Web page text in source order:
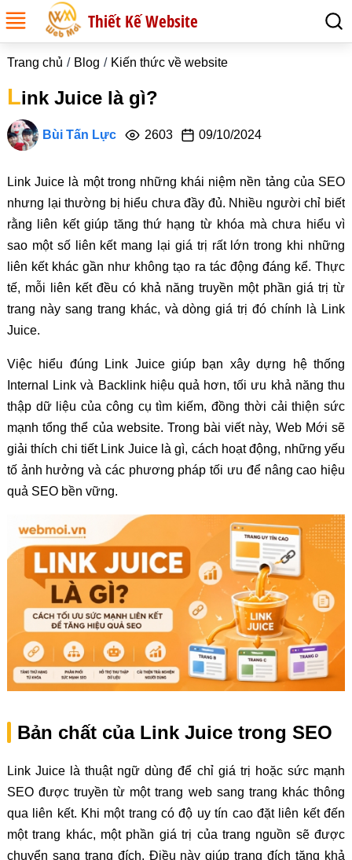
Thiết Kế Website
Trang chủ Blog Kiến thức về website
Link Juice là gì?
Bùi Tấn Lực 2603 09/10/2024
Link Juice là một trong những khái niệm nền tảng của SEO
nhưng lại thường bị hiểu chưa đầy đủ. Nhiều người chỉ biết
rằng liên kết giúp tăng thứ hạng từ khóa mà chưa hiểu vì
sao một số liên kết mang lại giá trị rất lớn trong khi những
liên kết khác gần như không tạo ra tác động đáng kể. Thực
tế, mỗi liên kết đều có khả năng truyền một phần giá trị từ
trang này sang trang khác, và dòng giá trị đó chính là Link
Juice.
Việc hiểu đúng Link Juice giúp bạn xây dựng hệ thống
Internal Link và Backlink hiệu quả hơn, tối ưu khả năng thu
thập dữ liệu của công cụ tìm kiếm, đồng thời cải thiện sức
mạnh tổng thể của website. Trong bài viết này, Web Mới sẽ
giải thích chi tiết Link Juice là gì, cách hoạt động, những yếu
tố ảnh hưởng và các phương pháp tối ưu để nâng cao hiệu
quả SEO bền vững.
Bản chất của Link Juice trong SEO
Link Juice là thuật ngữ dùng để chỉ giá trị hoặc sức mạnh
SEO được truyền từ một trang web sang trang khác thông
qua liên kết. Khi một trang có độ uy tín cao đặt liên kết đến
một trang khác, một phần giá trị của trang nguồn sẽ được
chuyển sang trang đích. Điều này giúp trang đích tăng khả